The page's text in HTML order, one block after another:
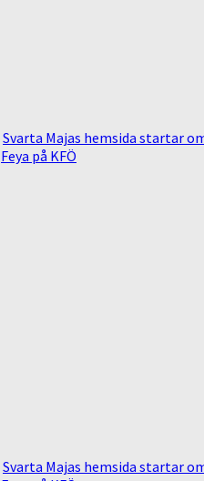
Svarta Majas hemsida startar
Feya på KFÖ
Svarta Majas hemsida startar